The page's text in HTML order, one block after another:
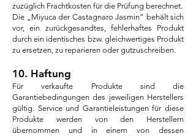
zuzüglich Frachtkosten für die Prüfung berechnet.
Die „Miyuca der Castagnaro Jasmin“ behält sich
vor, ein zurückgesandtes, fehlerhaftes Produkt
durch ein identisches bzw. gleichwertiges Produkt
zu ersetzen, zu reparieren oder gutzuschreiben.
10. Haftung
Für verkaufte Produkte sind die
Garantiebedingungen des jeweiligen Herstellers
gültig. Service und Garantieleistungen für diese
Produkte werden von den Herstellern
übernommen und in einem von dessen